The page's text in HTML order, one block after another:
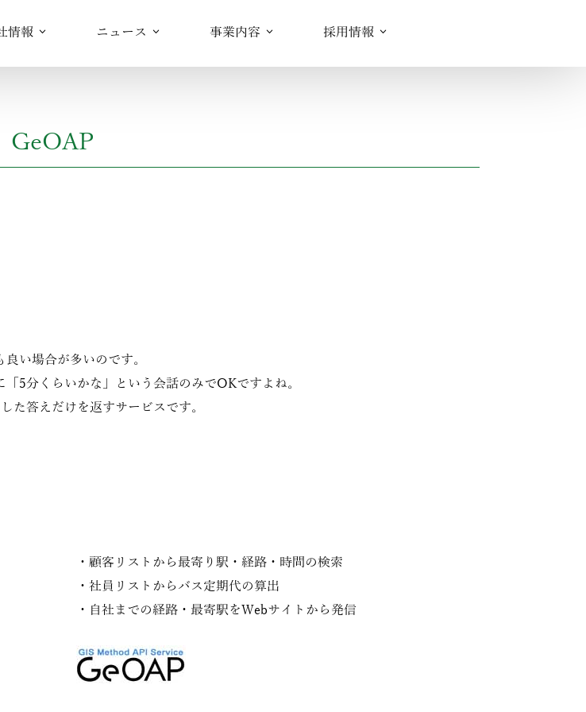
情報 ニュース 事業内容 採用情報
GeOAP
い場合が多いのです。
5分くらいかな」という会話のみでOKですよね。
た答えだけを返すサービスです。
・顧客リストから最寄り駅・経路・時間の検索
・社員リストからバス定期代の算出
・自社までの経路・最寄駅をWebサイトから発信